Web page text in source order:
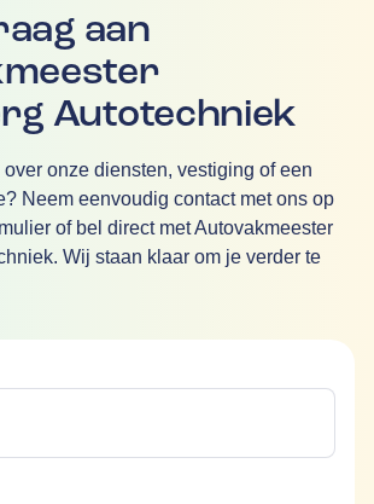
aan
Autotechniek
onze diensten, vestiging of een
Neem eenvoudig contact met ons op
of bel direct met Autovakmeester
Wij staan klaar om je verder te
is verplicht
is verplicht